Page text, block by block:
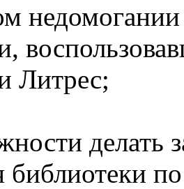
недомогании
Литрес;
делать
библиотеки